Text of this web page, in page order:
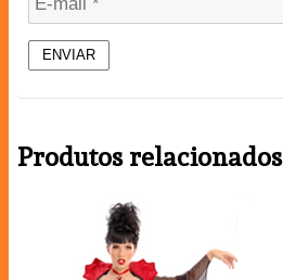
Produtos relacionados